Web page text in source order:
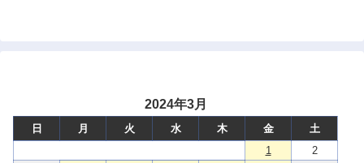
2024年3月
日 月 火 水 木 金
土
1
2